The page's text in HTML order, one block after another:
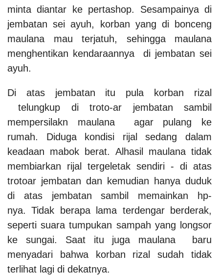
minta diantar ke pertashop. Sesampainya di
jembatan sei ayuh, korban yang di bonceng
maulana mau terjatuh, sehingga maulana
menghentikan kendaraannya di jembatan sei
ayuh.
Di atas jembatan itu pula korban rizal
telungkup di troto-ar jembatan sambil
mempersilakn maulana agar pulang ke
rumah. Diduga kondisi rijal sedang dalam
keadaan mabok berat. Alhasil maulana tidak
membiarkan rijal tergeletak sendiri - di atas
trotoar jembatan dan kemudian hanya duduk
di atas jembatan sambil memainkan hp-
nya. Tidak berapa lama terdengar berderak,
seperti suara tumpukan sampah yang longsor
ke sungai. Saat itu juga maulana baru
menyadari bahwa korban rizal sudah tidak
terlihat lagi di dekatnya.